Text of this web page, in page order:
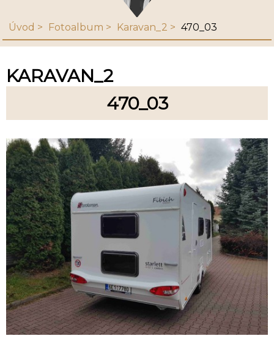
Úvod Fotoalbum Karavan_2 470_03
KARAVAN_2
470_03